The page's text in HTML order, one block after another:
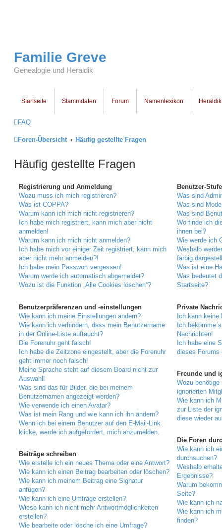
Familie Greve
Genealogie und Heraldik
Startseite Stammdaten Forum Namenlexikon Heraldik
FAQ
Foren-Übersicht Häufig gestellte Fragen
Häufig gestellte Fragen
Registrierung und Anmeldung
Wozu muss ich mich registrieren?
Was ist COPPA?
Warum kann ich mich nicht registrieren?
Ich habe mich registriert, kann mich aber nicht
anmelden!
Warum kann ich mich nicht anmelden?
Ich habe mich vor einiger Zeit registriert, kann mich
aber nicht mehr anmelden?!
Ich habe mein Passwort vergessen!
Warum werde ich automatisch abgemeldet?
Wozu ist die Funktion „Alle Cookies löschen“?
Benutzerpräferenzen und -einstellungen
Wie kann ich meine Einstellungen ändern?
Wie kann ich verhindern, dass mein Benutzername
in der Online-Liste auftaucht?
Die Forenuhr geht falsch!
Ich habe die Zeitzone eingestellt, aber die Forenuhr
geht immer noch falsch!
Meine Sprache steht auf diesem Board nicht zur
Auswahl!
Was sind das für Bilder, die bei meinem
Benutzernamen angezeigt werden?
Wie verwende ich einen Avatar?
Was ist mein Rang und wie kann ich ihn ändern?
Wenn ich bei einem Benutzer auf den E-Mail-Link
klicke, werde ich aufgefordert, mich anzumelden.
Beiträge schreiben
Wie erstelle ich ein neues Thema oder eine Antwort?
Wie kann ich einen Beitrag bearbeiten oder löschen?
Wie kann ich meinem Beitrag eine Signatur
anfügen?
Wie kann ich eine Umfrage erstellen?
Wieso kann ich nicht mehr Antwortmöglichkeiten
erstellen?
Wie bearbeite oder lösche ich eine Umfrage?
Benutzer-
Was sind
Was sind
Was sind
Wo finde ich
ihnen bei?
Wie werde ich
Weshalb
farbig
Was ist eine
Was bedeutet
Startseite?
Private
Ich kann keine
Ich bekomme
Nachrichten!
Ich habe eine
dieses Forums
Freunde und
Wozu benötige
ignorierten
Wie kann ich
zur Liste der
diese wieder
Die Foren
Wie kann ich
durchsuchen?
Weshalb
Ergebnisse?
Warum
Seite?
Wie kann ich
Wie kann ich
finden?